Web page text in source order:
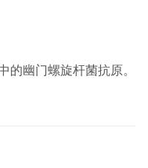
的幽门螺旋杆菌抗原。